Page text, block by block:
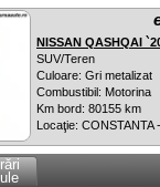
NISSAN QASHQAI
SUV/Teren
Culoare: Gri metalizat
Combustibil: Motorina
Km bord: 80155 km
Locaţie: CONSTANTA